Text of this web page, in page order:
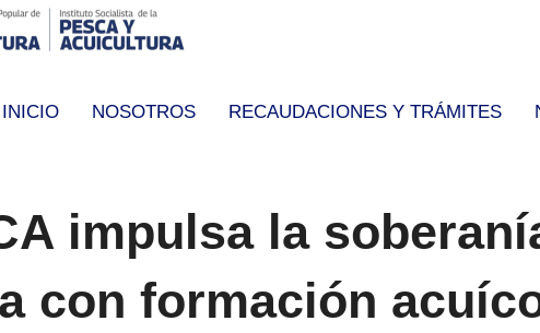
INICIO NOSOTROS RECAUDACIONES Y TRÁMITES
impulsa la
con formación